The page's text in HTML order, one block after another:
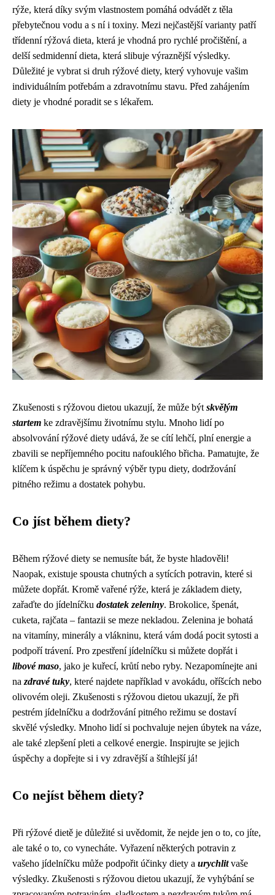
rýže, která díky svým vlastnostem pomáhá odvádět z těla
přebytečnou vodu a s ní i toxiny. Mezi nejčastější varianty patří
třídenní rýžová dieta, která je vhodná pro rychlé pročištění, a
delší sedmidenní dieta, která slibuje výraznější výsledky.
Důležité je vybrat si druh rýžové diety, který vyhovuje vašim
individuálním potřebám a zdravotnímu stavu. Před zahájením
diety je vhodné poradit se s lékařem.
Zkušenosti s rýžovou dietou ukazují, že může být skvělým
startem ke zdravějšímu životnímu stylu. Mnoho lidí po
absolvování rýžové diety udává, že se cítí lehčí, plní energie a
zbavili se nepříjemného pocitu nafouklého břicha. Pamatujte, že
klíčem k úspěchu je správný výběr typu diety, dodržování
pitného režimu a dostatek pohybu.
Co jíst během diety?
Během rýžové diety se nemusíte bát, že byste hladověli!
Naopak, existuje spousta chutných a sytících potravin, které si
můžete dopřát. Kromě vařené rýže, která je základem diety,
zařaďte do jídelníčku dostatek zeleniny. Brokolice, špenát,
cuketa, rajčata – fantazii se meze nekladou. Zelenina je bohatá
na vitamíny, minerály a vlákninu, která vám dodá pocit sytosti a
podpoří trávení. Pro zpestření jídelníčku si můžete dopřát i
libové maso, jako je kuřecí, krůtí nebo ryby. Nezapomínejte ani
na zdravé tuky, které najdete například v avokádu, oříšcích nebo
olivovém oleji. Zkušenosti s rýžovou dietou ukazují, že při
pestrém jídelníčku a dodržování pitného režimu se dostaví
skvělé výsledky. Mnoho lidí si pochvaluje nejen úbytek na váze,
ale také zlepšení pleti a celkové energie. Inspirujte se jejich
úspěchy a dopřejte si i vy zdravější a štíhlejší já!
Co nejíst během diety?
Při rýžové dietě je důležité si uvědomit, že nejde jen o to, co jíte,
ale také o to, co vynecháte. Vyřazení některých potravin z
vašeho jídelníčku může podpořit účinky diety a urychlitvaše
výsledky. Zkušenosti s rýžovou dietou ukazují, že vyhýbání se